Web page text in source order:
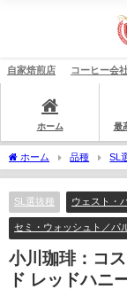
自家焙煎店 コーヒー会
ホーム 最
ホーム 品種 SL
ド レッドハニー
SL選抜種 ウェスト・
セミ・ウォッシュト／パ
小川珈琲：コ
ド レッドハニ